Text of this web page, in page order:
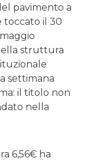
pavimento a
toccato il 30
struttura
settimana
il titolo non
nella
6,56€ ha